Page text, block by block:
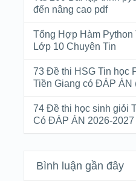
đến nâng cao pdf
Tổng Hợp Hàm
Lớp 10 Chuyên Tin
73 Đề thi HSG Tin học
Tiền Giang có ĐÁP ÁN
74 Đề thi học sinh giỏi
Có ĐÁP ÁN 2026-2027
Bình luận gần đây